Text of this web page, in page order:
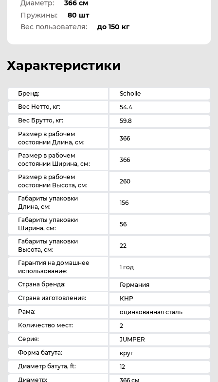
Диаметр:
366 см
Пружины:
80 шт
Вес пользователя:
до 150 кг
Характеристики
Бренд:
Scholle
Вес Нетто, кг:
54.4
Вес Брутто, кг:
59.8
Размер в рабочем
состоянии Длина, см:
366
Размер в рабочем
состоянии Ширина, см:
366
Размер в рабочем
состоянии Высота, см:
260
Габариты упаковки
Длина, см:
156
Габариты упаковки
Ширина, см:
56
Габариты упаковки
Высота, см:
22
Гарантия на домашнее
использование:
1 год
Страна бренда:
Германия
Страна изготовления:
КНР
Рама:
оцинкованная сталь
Количество мест:
2
Серия:
JUMPER
Форма батута:
круг
Диаметр батута, ft:
12
Диаметр:
366 см